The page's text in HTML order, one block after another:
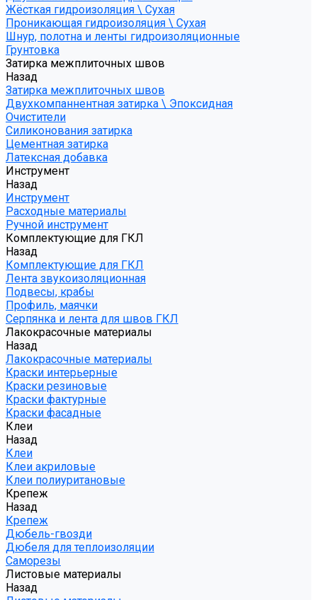
Жёсткая гидроизоляция \ Сухая
Проникающая гидроизоляция \ Сухая
Шнур, полотна и ленты гидроизоляционные
Грунтовка
Затирка межплиточных швов
Назад
Затирка межплиточных швов
Двухкомпаннентная затирка \ Эпоксидная
Очистители
Силиконования затирка
Цементная затирка
Латексная добавка
Инструмент
Назад
Инструмент
Расходные материалы
Ручной инструмент
Комплектующие для ГКЛ
Назад
Комплектующие для ГКЛ
Лента звукоизоляционная
Подвесы, крабы
Профиль, маячки
Серпянка и лента для швов ГКЛ
Лакокрасочные материалы
Назад
Лакокрасочные материалы
Краски интерьерные
Краски резиновые
Краски фактурные
Краски фасадные
Клеи
Назад
Клеи
Клеи акриловые
Клеи полиуритановые
Крепеж
Назад
Крепеж
Дюбель-гвозди
Дюбеля для теплоизоляции
Саморезы
Листовые материалы
Назад